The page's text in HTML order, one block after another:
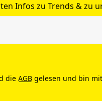
Infos zu Trends & zu
die AGB gelesen und bin